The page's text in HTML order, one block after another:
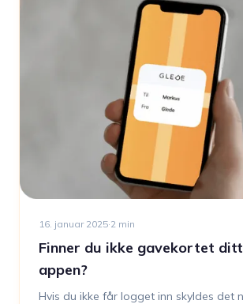
16. januar 2025·2 min
Finner du ikke gavekortet
appen?
Hvis du ikke får logget inn skyldes det